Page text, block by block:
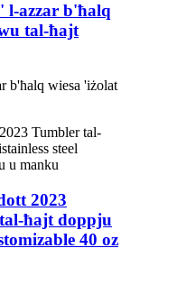
l-azzar b'ħalq
tal-ħajt
b'ħalq wiesa 'iżolat
2023
ħajt doppju
40 oz